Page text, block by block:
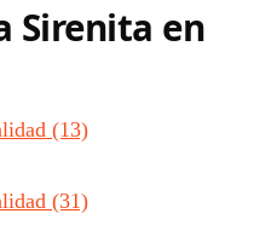
Sirenita en